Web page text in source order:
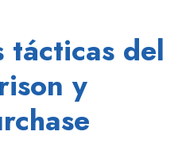
tácticas del
y